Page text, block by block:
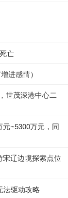
亡
进感情）
世茂深港中心二
~5300万元，同
辽边境探索点位
法驱动攻略